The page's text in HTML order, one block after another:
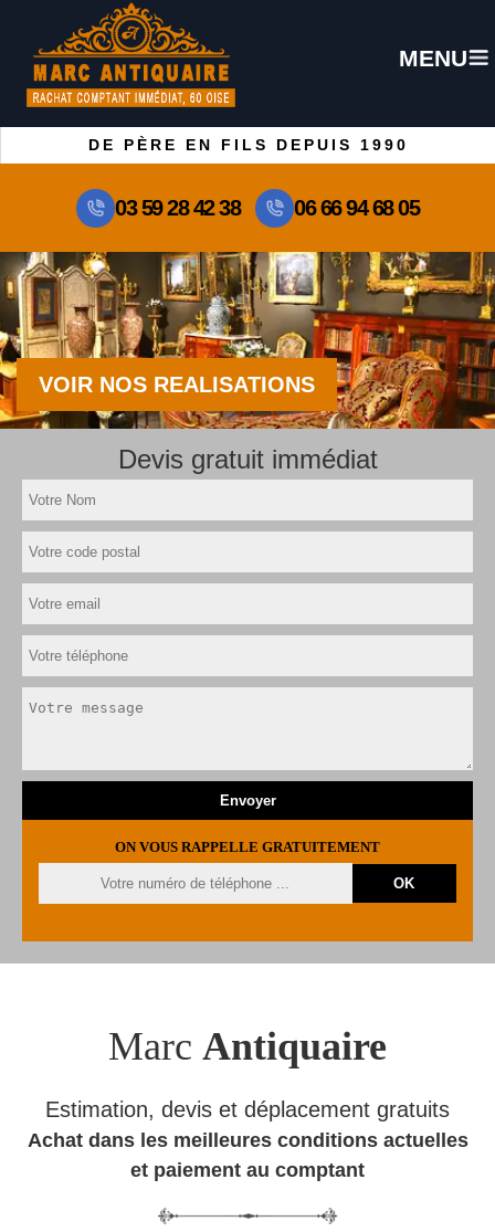
MENU
DE PÈRE EN FILS DEPUIS 1990
03 59 28 42 38 06 66 94 68 05
VOIR NOS REALISATIONS
Devis gratuit immédiat
ON VOUS RAPPELLE GRATUITEMENT
Marc Antiquaire
Estimation, devis et déplacement gratuits
Achat dans les meilleures conditions actuelles
et paiement au comptant